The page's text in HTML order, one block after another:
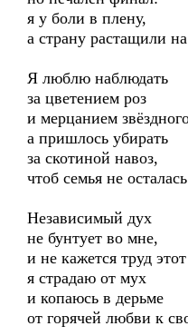
я у боли в плену,
а страну растащили
Я люблю наблюдать
за цветением роз
и мерцанием
а пришлось убирать
за скотиной навоз,
чтоб семья не
Независимый дух
не бунтует во мне,
и не кажется труд
я страдаю от мух
и копаюсь в дерьме
от горячей любви к